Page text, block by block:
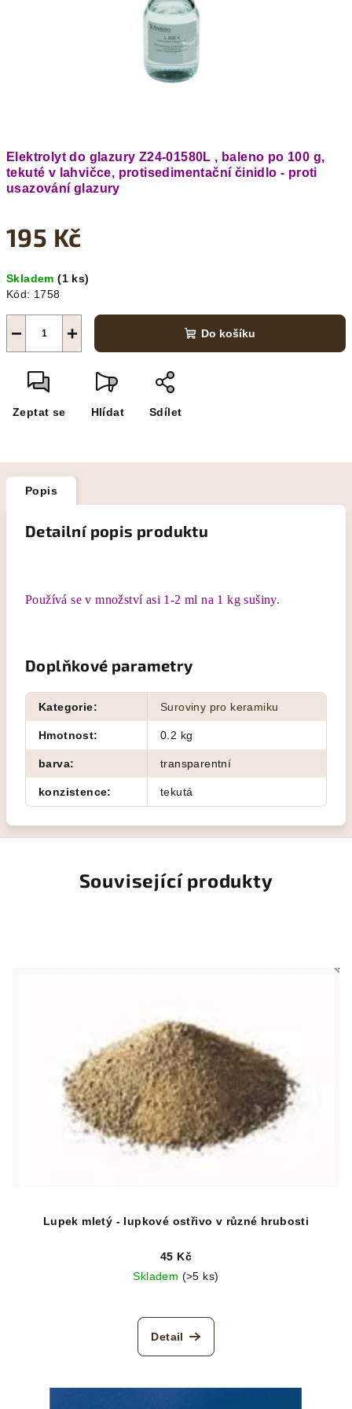
Elektrolyt do glazury Z24-01580L , baleno po 100 g,
tekuté v lahvičce, protisedimentační činidlo - proti
usazování glazury
195 Kč
cena:
Skladem(1 ks)
Kód: 1758
+
− Do košíku
Zeptat se Hlídat Sdílet
Popis
Detailní popis produktu
Používá sev množství asi 1-2 ml na 1 kg sušiny.
Doplňkové parametry
Kategorie: Suroviny pro keramiku
Hmotnost: 0.2 kg
barva: transparentní
konzistence: tekutá
Související produkty
Lupek mletý - lupkové ostřivo v různé hrubosti
45 Kč
Skladem (>5 ks)
Detail